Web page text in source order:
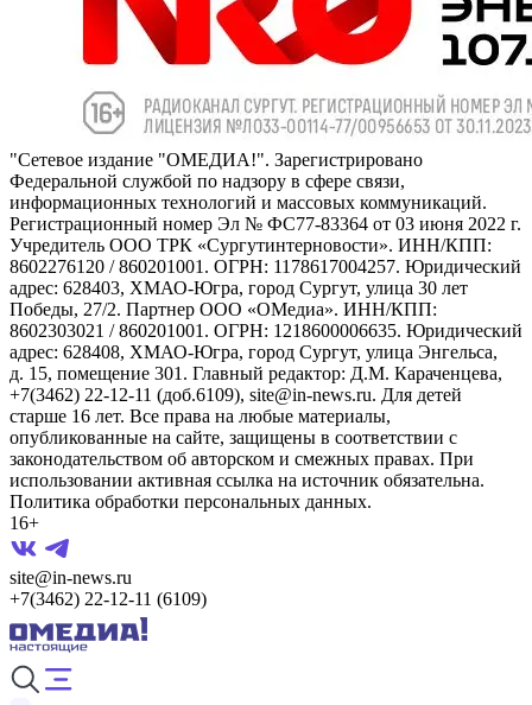
"Сетевое издание "ОМЕДИА!". Зарегистрировано
Федеральной службой по надзору в сфере связи,
информационных технологий и массовых коммуникаций.
Регистрационный номер Эл № ФС77-83364 от 03 июня 2022 г.
Учредитель ООО ТРК «Сургутинтерновости». ИНН/КПП:
8602276120 / 860201001. ОГРН: 1178617004257. Юридический
адрес: 628403, ХМАО-Югра, город Сургут, улица 30 лет
Победы, 27/2. Партнер ООО «ОМедиа». ИНН/КПП:
8602303021 / 860201001. ОГРН: 1218600006635. Юридический
адрес: 628408, ХМАО-Югра, город Сургут, улица Энгельса,
д. 15, помещение 301. Главный редактор: Д.М. Караченцева,
+7(3462) 22-12-11 (доб.6109), site@in-news.ru. Для детей
старше 16 лет. Все права на любые материалы,
опубликованные на сайте, защищены в соответствии с
законодательством об авторском и смежных правах. При
использовании активная ссылка на источник обязательна.
Политика обработки персональных данных.
16+
site@in-news.ru
+7(3462) 22-12-11 (6109)